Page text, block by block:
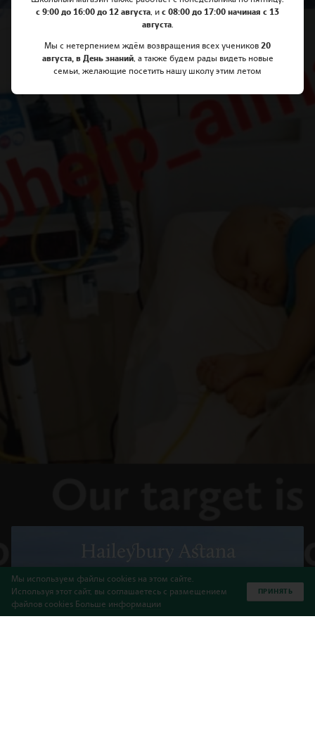
Мы используем файлы cookies на этом сайте.
Используя этот сайт, вы соглашаетесь с размещением
файлов cookies Больше информации
ПРИНЯТЬ
с 9:00 до 16:00 до 12 августа, и с 08:00 до 17:00 начиная с 13
августа.
Мы с нетерпением ждём возвращения всех учеников 20
августа, в День знаний, а также будем рады видеть новые
семьи, желающие посетить нашу школу этим летом